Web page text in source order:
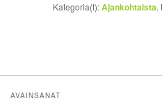
Kategoria(t):Ajankohtaista.
AVAINSANAT